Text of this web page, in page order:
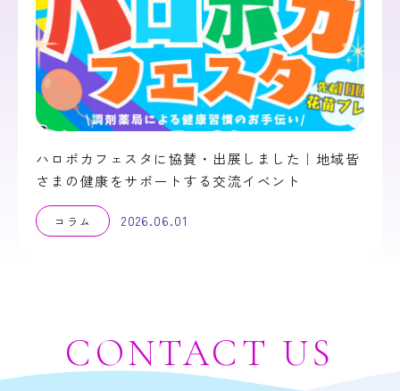
ハロポカフェスタに協賛・出展しました｜地域皆
さまの健康をサポートする交流イベント
コラム 2026.06.01
CONTACT US